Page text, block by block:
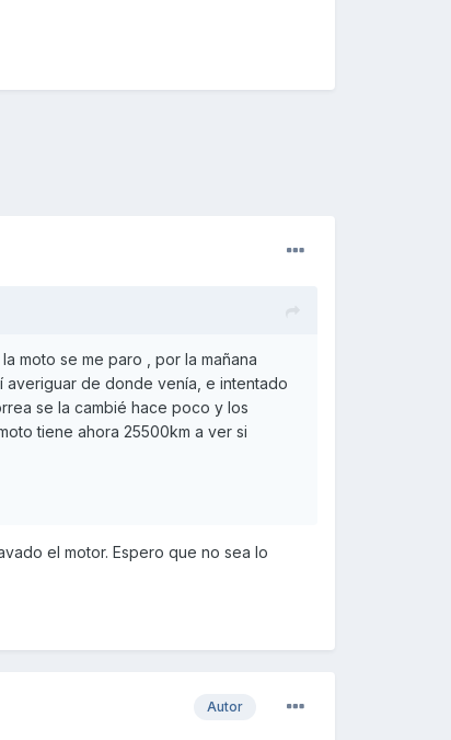
moto se me paro , por la mañana
de donde venía, e intentado
se la cambié hace poco y los
tiene ahora 25500km a ver si
el motor. Espero que no sea lo
Autor